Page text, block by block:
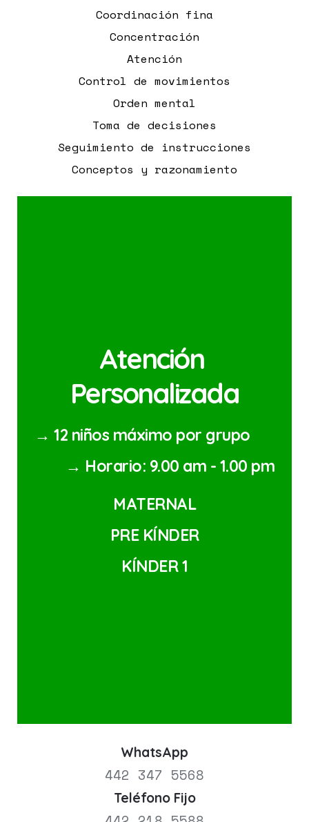
Coordinación fina
Concentración
Atención
Control de movimientos
Orden mental
Toma de decisiones
Seguimiento de instrucciones
Conceptos y razonamiento
Atención
Personalizada
→ 12 niños máximo por grupo
→ Horario: 9.00 am - 1.00 pm
MATERNAL
PRE KÍNDER
KÍNDER 1
WhatsApp
442 347 5568
Teléfono Fijo